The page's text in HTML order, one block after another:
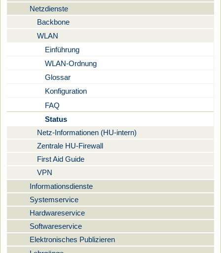
Netzdienste
Backbone
WLAN
Einführung
WLAN-Ordnung
Glossar
Konfiguration
FAQ
Status
Netz-Informationen (HU-intern)
Zentrale HU-Firewall
First Aid Guide
VPN
Informationsdienste
Systemservice
Hardwareservice
Softwareservice
Elektronisches Publizieren